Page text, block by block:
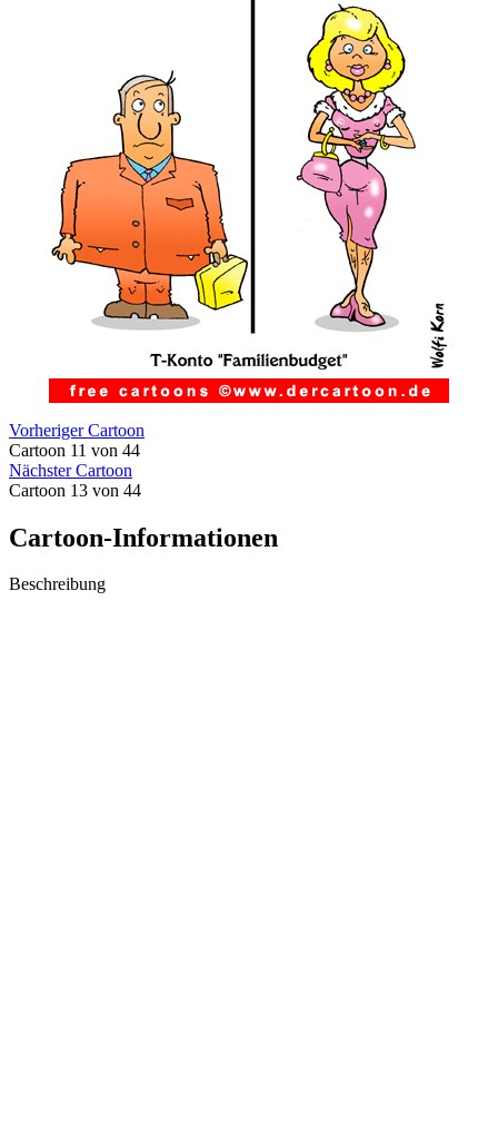
Vorheriger Cartoon
Cartoon 11 von 44
Nächster Cartoon
Cartoon 13 von 44
Cartoon-Informationen
Beschreibung